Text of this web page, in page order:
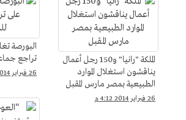
الملكة "رانيا" و150 رجل أعمال
يناقشون استغلال الموارد
الطبيعية بمصر مارس المقبل
26 فبراير 2014 4:12 م
البورصة
تراجع
26 فبراير 2014 3:53 م